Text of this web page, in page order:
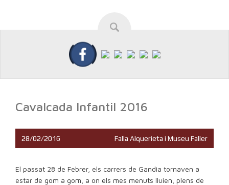
Cavalcada Infantil 2016
28/02/2016 Falla Alquerieta i Museu Faller
El passat 28 de Febrer, els carrers de Gandia tornaven a
estar de gom a gom, a on els mes menuts lluien, plens de